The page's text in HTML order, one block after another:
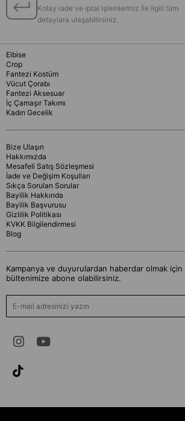
Kolay iade ve iptal işlemleriniz İle ilgili tüm
detaylara ulaşabilirsiniz.
Elbise
Crop
Fantezi Kostüm
Vücut Çorabı
Fantezi Aksesuar
İç Çamaşır Takımı
Kadın Gecelik
Bize Ulaşın
Hakkımızda
Mesafeli Satış Sözleşmesi
İade ve Değişim Koşulları
Sıkça Sorulan Sorular
Bayilik Hakkında
Bayilik Başvurusu
Gizlilik Politikası
KVKK Bilgilendirmesi
Blog
Kampanya ve duyurulardan haberdar olmak için
bültenimize abone olabilirsiniz.